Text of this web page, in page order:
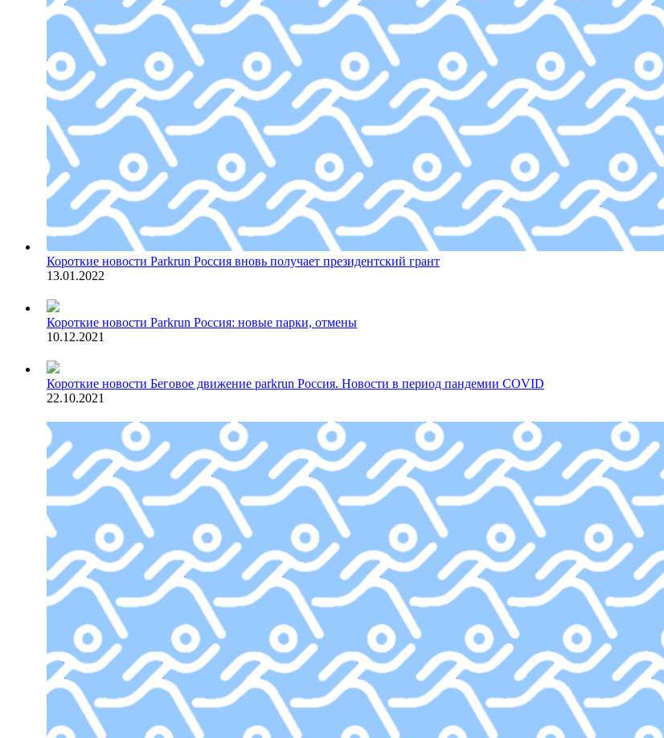
Короткие новости Parkrun Россия вновь получает президентский грант
13.01.2022
Короткие новости Parkrun Россия: новые парки, отмены
10.12.2021
Короткие новости Беговое движение parkrun Россия. Новости в период пандемии COVID
22.10.2021